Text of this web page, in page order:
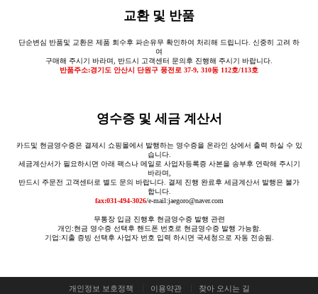
교환 및 반품
단순변심 반품및 교환은 제품 회수후 파손유무 확인하여 처리해 드립니다. 신중히 고려 하
여
구매해 주시기 바라며, 반드시 고객센터 문의후 진행해 주시기 바랍니다.
반품주소:경기도 안산시 단원구 풍전로 37-9, 310동 112호/113호
영수증 및 세금 계산서
카드및 현금영수증은 결제시 쇼핑몰에서 발행하는 영수증을 온라인 상에서 출력 하실 수 있
습니다.
세금계산서가 필요하시면 아래 팩스나 메일로 사업자등록증 사본을 송부후 연락해 주시기
바라며,
반드시 주문전 고객센터로 별도 문의 바랍니다. 결제 진행 완료후 세금계산서 발행은 불가
합니다.
fax:031-494-3026/e-mail:jaegoro@naver.com
무통장 입금 진행후 현금영수증 발행 관련
개인:현금 영수증 선택후 핸드폰 번호로 현금영수증 발행 가능함.
기업:지출 증빙 선택후 사업자 번호 입력 하시면 국세청으로 자동 전송됨.
개인정보 보호정책 이용약관 찾아 오시는 길